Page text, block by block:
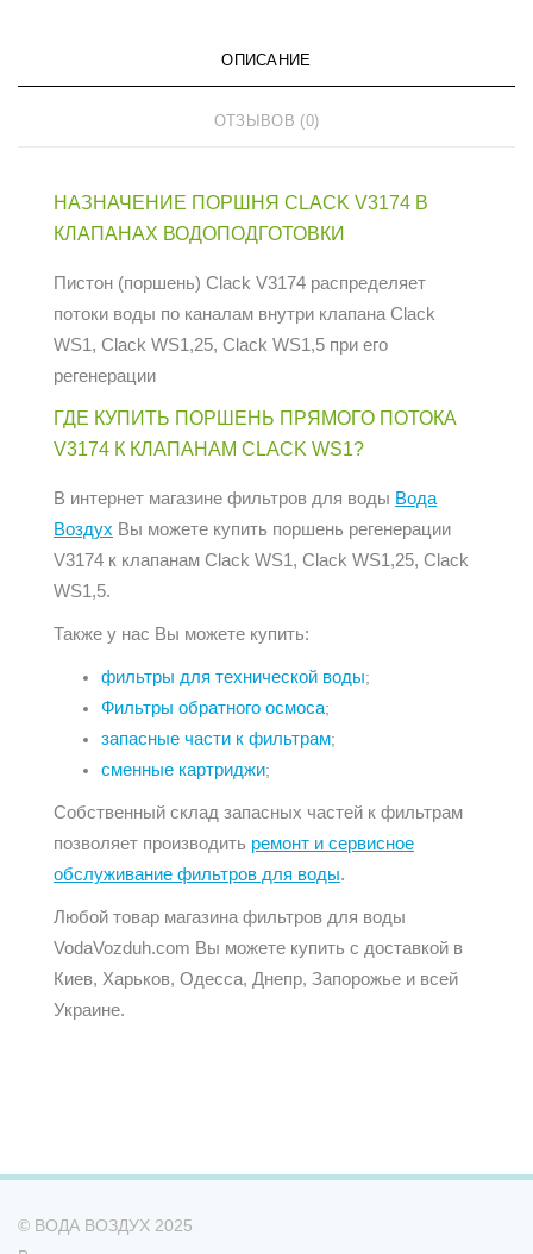
ОПИСАНИЕ
ОТЗЫВОВ (0)
НАЗНАЧЕНИЕ ПОРШНЯ CLACK V3174 В
КЛАПАНАХ ВОДОПОДГОТОВКИ
Пистон (поршень) Clack V3174 распределяет
потоки воды по каналам внутри клапана Clack
WS1, Clack WS1,25, Clack WS1,5 при его
регенерации
ГДЕ КУПИТЬ ПОРШЕНЬ ПРЯМОГО ПОТОКА
V3174 К КЛАПАНАМ CLACK WS1?
В интернет магазине фильтров для воды Вода
Воздух Вы можете купить поршень регенерации
V3174 к клапанам Clack WS1, Clack WS1,25, Clack
WS1,5.
Также у нас Вы можете купить:
фильтры для технической воды;
Фильтры обратного осмоса;
запасные части к фильтрам;
сменные картриджи;
Собственный склад запасных частей к фильтрам
позволяет производить ремонт и сервисное
обслуживание фильтров для воды.
Любой товар магазина фильтров для воды
VodaVozduh.com Вы можете купить с доставкой в
Киев, Харьков, Одесса, Днепр, Запорожье и всей
Украине.
© ВОДА ВОЗДУХ 2025